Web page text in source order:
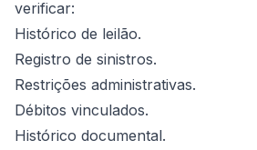
verificar:
Histórico de leilão.
Registro de sinistros.
Restrições administrativas.
Débitos vinculados.
Histórico documental.